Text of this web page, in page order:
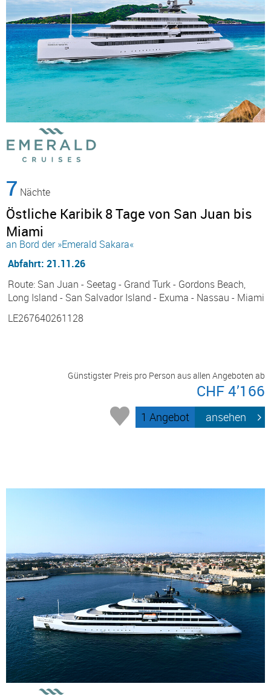
7 Nächte
Östliche Karibik 8 Tage von San Juan bis
Miami
an Bord der »Emerald Sakara«
Abfahrt: 21.11.26
Route: San Juan - Seetag - Grand Turk - Gordons Beach,
Long Island - San Salvador Island - Exuma - Nassau - Miami
LE267640261128
Günstigster Preis pro Person aus allen Angeboten ab
CHF 4’166
1 Angebot ansehen